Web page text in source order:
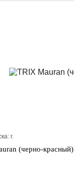
г.
(черно-красный)